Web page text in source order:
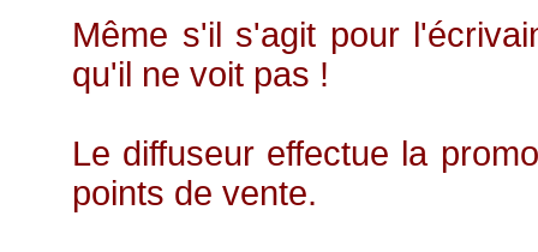
Même s'il s'agit pour
qu'il ne voit pas !
Le diffuseur effectue la
points de vente.